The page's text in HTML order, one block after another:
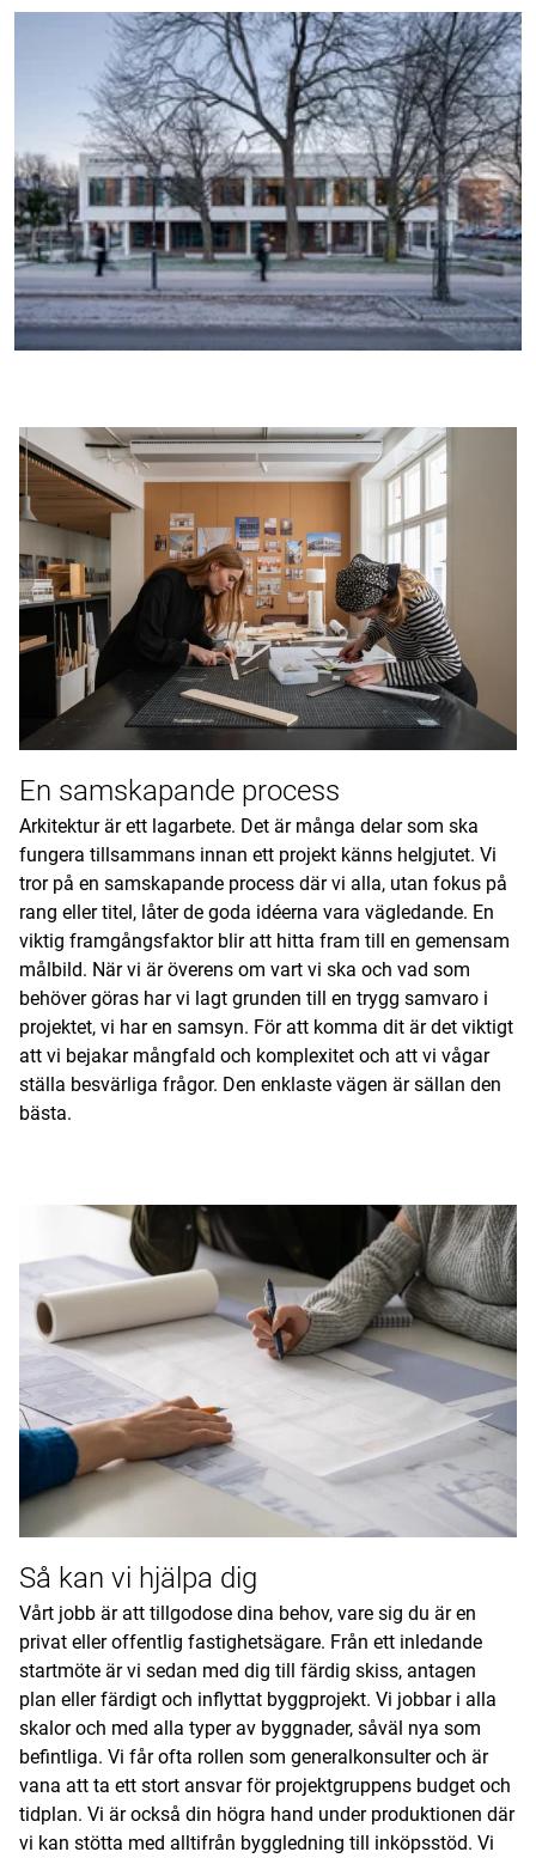
En samskapande process
Arkitektur är ett lagarbete. Det är många delar som ska
fungera tillsammans innan ett projekt känns helgjutet. Vi
tror på en samskapande process där vi alla, utan fokus på
rang eller titel, låter de goda idéerna vara vägledande. En
viktig framgångsfaktor blir att hitta fram till en gemensam
målbild. När vi är överens om vart vi ska och vad som
behöver göras har vi lagt grunden till en trygg samvaro i
projektet, vi har en samsyn. För att komma dit är det viktigt
att vi bejakar mångfald och komplexitet och att vi vågar
ställa besvärliga frågor. Den enklaste vägen är sällan den
bästa.
Så kan vi hjälpa dig
Vårt jobb är att tillgodose dina behov, vare sig du är en
privat eller offentlig fastighetsägare. Från ett inledande
startmöte är vi sedan med dig till färdig skiss, antagen
plan eller färdigt och inflyttat byggprojekt. Vi jobbar i alla
skalor och med alla typer av byggnader, såväl nya som
befintliga. Vi får ofta rollen som generalkonsulter och är
vana att ta ett stort ansvar för projektgruppens budget och
tidplan. Vi är också din högra hand under produktionen där
vi kan stötta med alltifrån byggledning till inköpsstöd. Vi